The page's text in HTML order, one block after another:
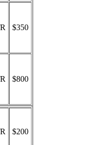
$350
$800
$200